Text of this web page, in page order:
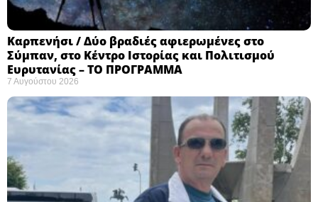
Καρπενήσι / Δύο βραδιές αφιερωμένες στο
Σύμπαν, στο Κέντρο Ιστορίας και Πολιτισμού
Ευρυτανίας – ΤΟ ΠΡΟΓΡΑΜΜΑ
7 Αυγούστου 2026